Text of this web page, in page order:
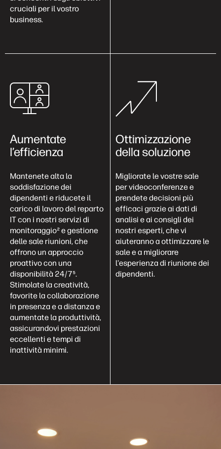
cruciali per il vostro
business.
Aumentate
l’efficienza
Mantenete alta la
soddisfazione dei
dipendenti e riducete il
carico di lavoro del reparto
IT con i nostri servizi di
monitoraggio² e gestione
delle sale riunioni, che
offrono un approccio
proattivo con una
disponibilità 24/7⁵.
Stimolate la creatività,
favorite la collaborazione
in presenza e a distanza e
aumentate la produttività,
assicurandovi prestazioni
eccellenti e tempi di
inattività minimi.
Ottimizzazione
della soluzione
Migliorate le vostre sale
per videoconferenze e
prendete decisioni più
efficaci grazie ai dati di
analisi e ai consigli dei
nostri esperti, che vi
aiuteranno a ottimizzare le
sale e a migliorare
l'esperienza di riunione dei
dipendenti.